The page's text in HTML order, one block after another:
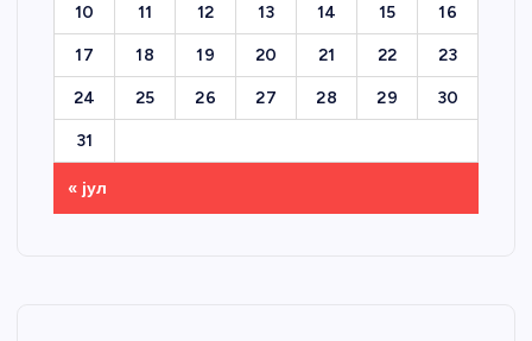
10 11 12 13 14 15 16
17 18 19 20 21 22 23
24 25 26 27 28 29 30
31
« јул